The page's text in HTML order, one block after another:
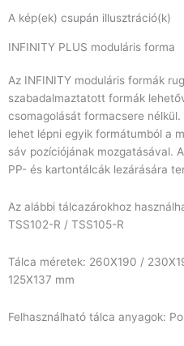
A kép(ek) csupán illusztráció(k)
INFINITY PLUS moduláris forma
Az INFINITY moduláris formák
szabadalmaztatott formák
csomagolását formacsere
lehet lépni egyik formátumból a
sáv pozíciójának mozgatásával.
PP- és kartontálcák lezárására
Az alábbi tálcazárokhoz
TSS102-R / TSS105-R
Tálca méretek: 260X190 /
125X137 mm
Felhasználható tálca anyagok: